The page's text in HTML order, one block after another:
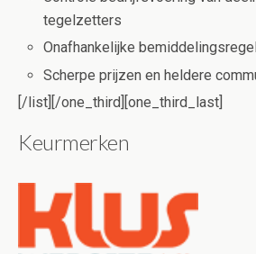
tegelzetters
Onafhankelijke
Scherpe prijzen en heldere
[/list][/one_third][one_third_last]
Keurmerken